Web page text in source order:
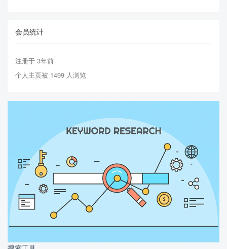
会员统计
注册于 3年前
个人主页被 1499 人浏览